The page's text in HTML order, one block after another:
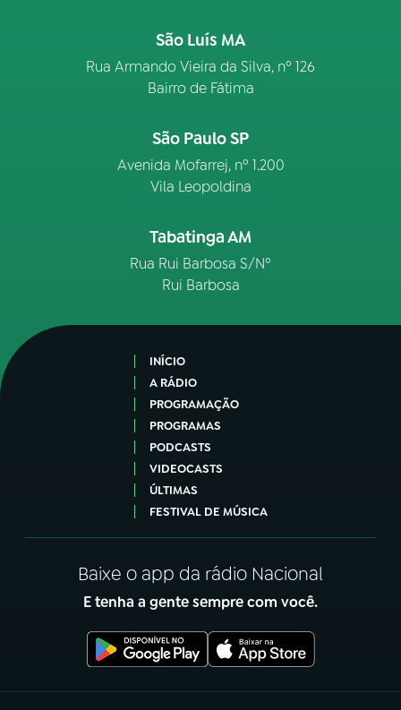
São Luís MA
Rua Armando Vieira da Silva, nº 126
Bairro de Fátima
São Paulo SP
Avenida Mofarrej, nº 1.200
Vila Leopoldina
Tabatinga AM
Rua Rui Barbosa S/Nº
Rui Barbosa
INÍCIO
A RÁDIO
PROGRAMAÇÃO
PROGRAMAS
PODCASTS
VIDEOCASTS
ÚLTIMAS
FESTIVAL DE MÚSICA
Baixe o app da rádio Nacional
E tenha a gente sempre com você.